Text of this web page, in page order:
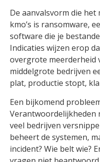
De aanvalsvorm die het
kmo’s is ransomware,
software die je
Indicaties wijzen erop
overgrote meerderheid
middelgrote bedrijven
plat, productie stopt,
Een bijkomend
Verantwoordelijkheden
veel bedrijven
beheert de systemen,
incident? Wie belt wie?